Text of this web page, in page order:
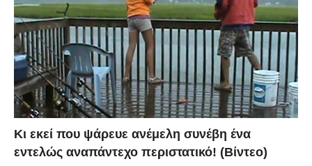
Κι εκεί που ψάρευε ανέμελη συνέβη ένα
εντελώς αναπάντεχο περιστατικό! (Βίντεο)